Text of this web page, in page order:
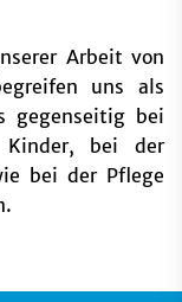
Arbeit von
uns als
gegenseitig bei
bei der
bei der Pflege